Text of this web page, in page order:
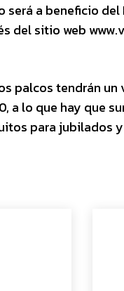
a beneficio
del sitio web
palcos tendrán
a lo que hay que
para jubilados